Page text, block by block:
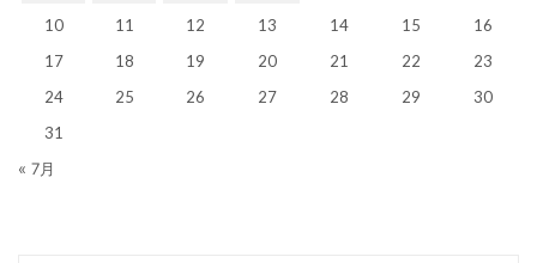
10 11 12 13 14 15
16
17
18 19 20 21 22
23
24
25 26 27 28 29
30
31
« 7月